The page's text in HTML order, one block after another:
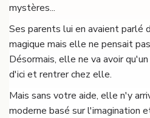
mystères...
Ses parents lui en avaient parlé
magique mais elle ne pensait
Désormais, elle ne va avoir
d'ici et rentrer chez elle.
Mais sans votre aide, elle n'y
moderne basé sur l'imagination